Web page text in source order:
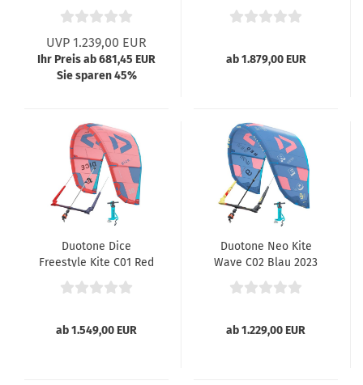
UVP 1.239,00 EUR
Ihr Preis ab 681,45 EUR
Sie sparen 45%
023
ab 1.879,00 EUR
Duotone Dice
Freestyle Kite C01 Red
2023
ab 1.549,00 EUR
Duotone Neo Kite
Wave C02 Blau 2023
ab 1.229,00 EUR